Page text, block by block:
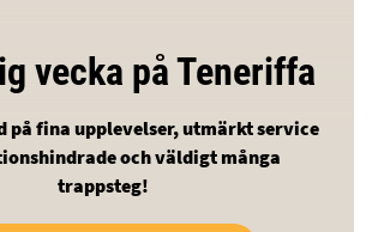
vecka på Teneriffa
på fina upplevelser, utmärkt service
och väldigt många
trappsteg!